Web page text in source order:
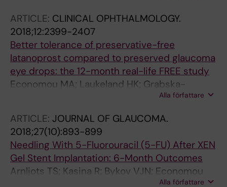
ARTICLE: CLINICAL OPHTHALMOLOGY.
2018;12:2399-2407
Better tolerance of preservative-free
latanoprost compared to preserved glaucoma
eye drops: the 12-month real-life FREE study
Economou MA; Laukeland HK; Grabska-
Alla författare
ARTICLE: JOURNAL OF GLAUCOMA.
2018;27(10):893-899
Needling With 5-Fluorouracil (5-FU) After XEN
Gel Stent Implantation: 6-Month Outcomes
Arnljots TS; Kasina R; Bykov VJN; Economou
Alla författare